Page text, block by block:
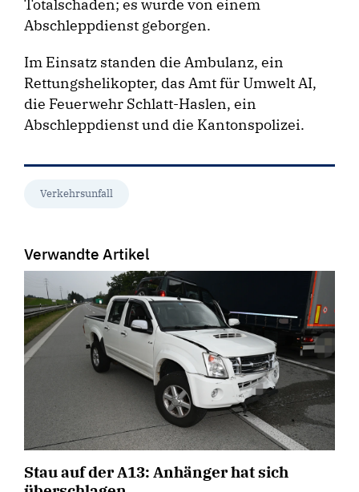
Totalschaden; es wurde von einem
Abschleppdienst geborgen.
Im Einsatz standen die Ambulanz, ein
Rettungshelikopter, das Amt für Umwelt AI,
die Feuerwehr Schlatt-Haslen, ein
Abschleppdienst und die Kantonspolizei.
Verkehrsunfall
Verwandte Artikel
Stau auf der A13: Anhänger hat sich